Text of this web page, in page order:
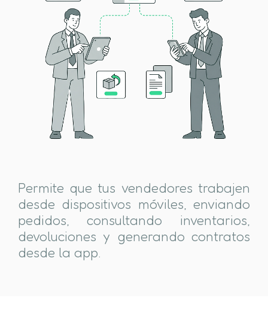
Permite que tus vendedores trabajen
desde dispositivos móviles, enviando
pedidos, consultando inventarios,
devoluciones y generando contratos
desde la app.